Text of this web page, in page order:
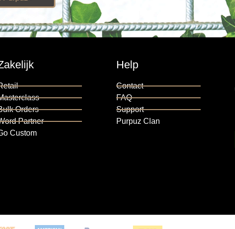
Orders
Partner
Custom
Help
Contact
FAQ
Support
Purpuz Clan